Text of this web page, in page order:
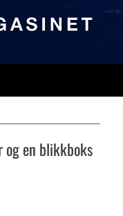
en blikkboks